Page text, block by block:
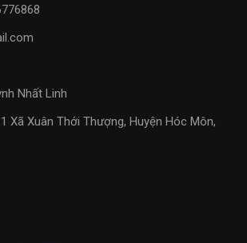
Nhất Linh
Xã Xuân Thới Thượng, Huyện Hóc Môn,